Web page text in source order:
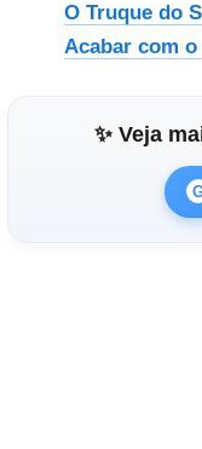
O Truque do
Acabar com
✨ Veja